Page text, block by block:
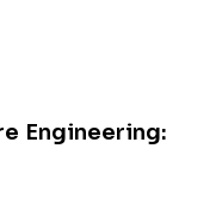
Engineering: